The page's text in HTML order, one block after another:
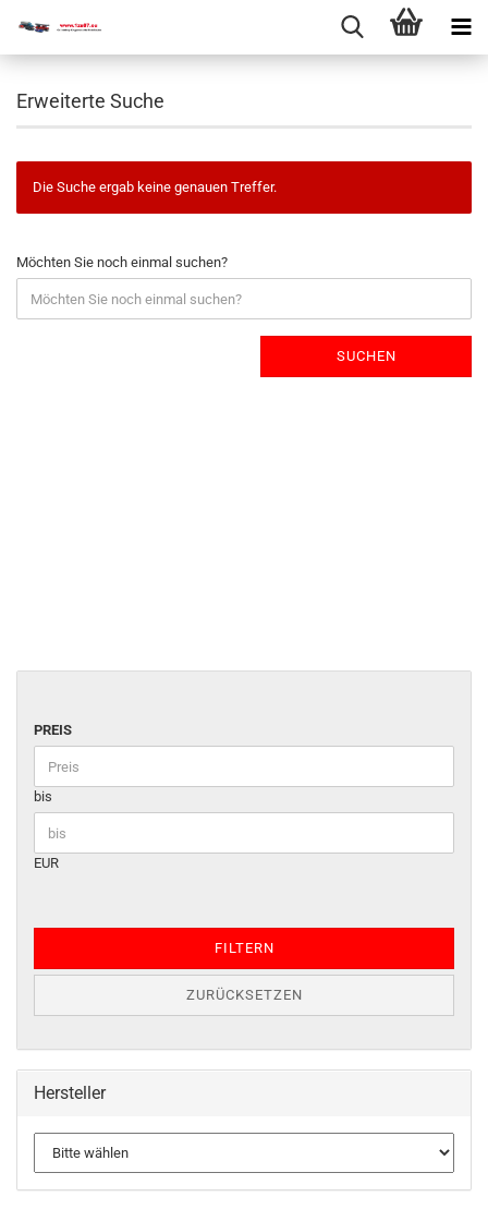
Erweiterte Suche
Die Suche ergab keine genauen Treffer.
Möchten Sie noch einmal suchen?
SUCHEN
PREIS
bis
EUR
FILTERN
ZURÜCKSETZEN
Hersteller